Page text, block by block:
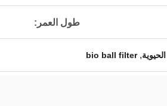
طول العمر:
,
bio ball filter